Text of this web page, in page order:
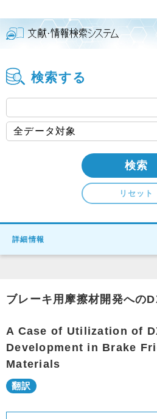
検索する
検索
リセット
詳細情報
ブレーキ用摩擦材開発への
A Case of Utilization of
Development in Brake
Materials